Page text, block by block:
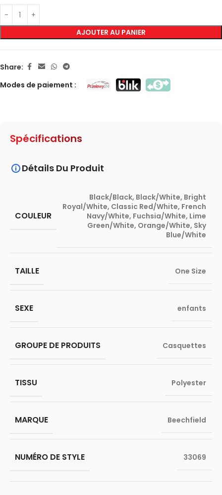
AJOUTER AU PANIER
Share:
Modes de paiement :
Spécifications
Détails Du Produit
COULEUR
Black/Black, Black/White, Bright
Royal/White, Classic Red/White, French
Navy/White, Fuchsia/White, Lime
Green/White, Orange/White, Sky
Blue/White
TAILLE One Size
SEXE enfants
GROUPE DE PRODUITS Casquettes
TISSU Polyester
MARQUE Beechfield
NUMÉRO DE STYLE 33069